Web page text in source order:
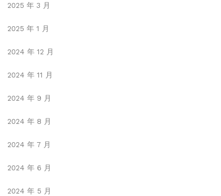
2025 年 3 月
2025 年 1 月
2024 年 12 月
2024 年 11 月
2024 年 9 月
2024 年 8 月
2024 年 7 月
2024 年 6 月
2024 年 5 月